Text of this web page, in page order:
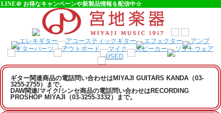
LINE＠ お得なキャンペーンや新製品情報を配信中☆
ギター関連商品の電話問い合わせはMIYAJI GUITARS KANDA（03-
3255-2755）まで。
DAW関連/マイク/シンセ商品の電話問い合わせはRECORDING
PROSHOP MIYAJI（03-3255-3332）まで。